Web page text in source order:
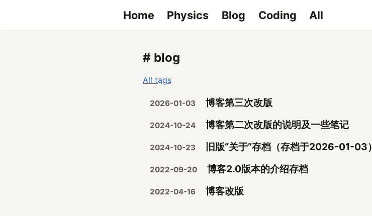
Home Physics Blog Coding All
# blog
All tags
2026-01-03 博客第三次改版
2024-10-24 博客第二次改版的说明及一些笔记
2024-10-23 旧版“关于”存档（存档于2026-01-03）
2022-09-20 博客2.0版本的介绍存档
2022-04-16 博客改版